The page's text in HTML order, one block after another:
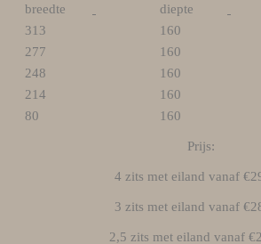
breedte diepte
313 160
277 160
248 160
214 160
80 160
Prijs:
4 zits met eiland vanaf
3 zits met eiland vanaf
2,5 zits met eiland vanaf